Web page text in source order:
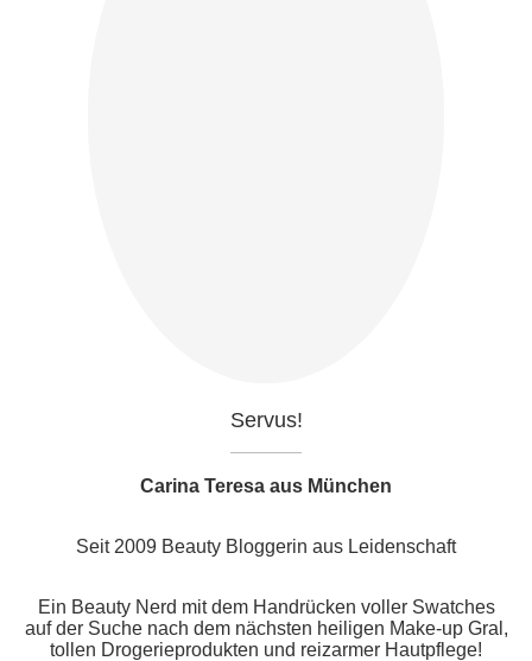
Servus!
Carina Teresa aus München
Seit 2009 Beauty Bloggerin aus Leidenschaft
Ein Beauty Nerd mit dem Handrücken voller Swatches
auf der Suche nach dem nächsten heiligen Make-up Gral,
tollen Drogerieprodukten und reizarmer Hautpflege!